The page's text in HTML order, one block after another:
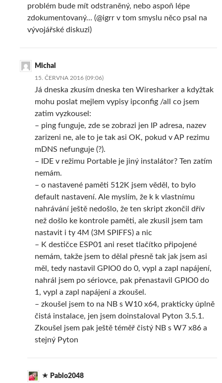
problém bude mít odstraněný, nebo aspoň lépe
zdokumentovaný… (@igrr v tom smyslu něco psal na
vývojářské diskuzi)
Michal
15. ČERVNA 2016 (09:06)
Já dneska zkusím dneska ten Wiresharker a kdyžtak
mohu poslat mejlem vypisy ipconfig /all co jsem
zatim vyzkousel:
– ping funguje, zde se zobrazi jen IP adresa, nazev
zarizeni ne, ale to je tak asi OK, pokud v AP rezimu
mDNS nefunguje (?).
– IDE v režimu Portable je jiný instalátor? Ten zatím
nemám.
– o nastavené paměti 512K jsem věděl, to bylo
default nastavení. Ale myslím, že k k vlastnímu
nahrávání ještě nedošlo, že ten skript zkončil dřív
než došlo ke kontrole paměti, ale zkusil jsem tam
nastavit i ty 4M (3M SPIFFS) a nic
– K destičce ESP01 ani reset tlačítko připojené
nemám, takže jsem to dělal přesně tak jak jsem asi
měl, tedy nastavil GPIO0 do 0, vypl a zapl napájení,
nahrál jsem po sériovce, pak přenastavil GPIO0 do
1, vypl a zapl napájení a zkoušel.
– zkoušel jsem to na NB s W10 x64, prakticky úplně
čistá instalace, jen jsem doinstaloval Pyton 3.5.1.
Zkoušel jsem pak ještě téměř čistý NB s W7 x86 a
stejný Pyton
Pablo2048